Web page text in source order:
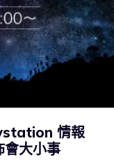
情報
會大小事